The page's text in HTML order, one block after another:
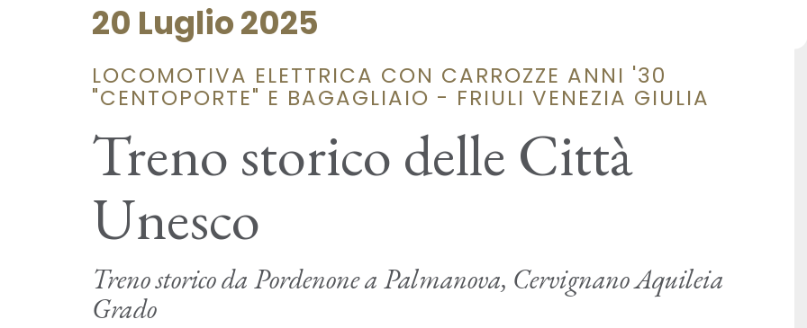
20 Luglio 2025
LOCOMOTIVA ELETTRICA CON CARROZZE ANNI '30
"CENTOPORTE" E BAGAGLIAIO - FRIULI VENEZIA GIULIA
Treno storico delle Città
Unesco
Treno storico da Pordenone a Palmanova, Cervignano Aquileia
Grado